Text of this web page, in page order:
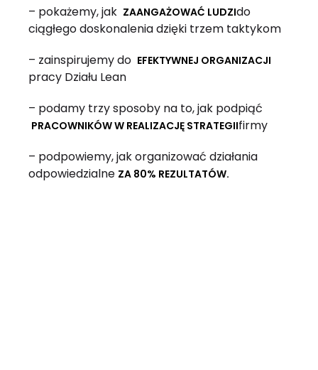
– pokażemy, jak ZAANGAŻOWAĆ LUDZIdo
ciągłego doskonalenia dzięki trzem taktykom
– zainspirujemy do EFEKTYWNEJ ORGANIZACJI
pracy Działu Lean
– podamy trzy sposoby na to, jak podpiąć
PRACOWNIKÓW W REALIZACJĘ STRATEGIIfirmy
– podpowiemy, jak organizować działania
odpowiedzialne ZA 80% REZULTATÓW.